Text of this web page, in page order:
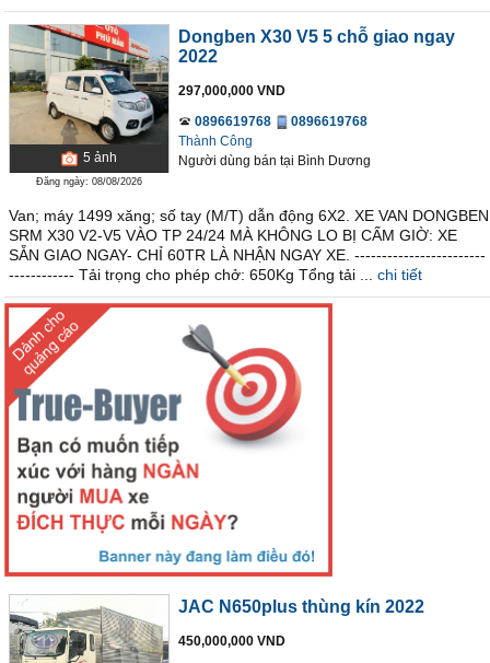
5 ảnh
Đăng ngày: 08/08/2026
Dongben X30 V5 5 chỗ giao ngay
2022
297,000,000 VND
0896619768
0896619768
Thành Công
Người dùng bán tại Bình Dương
Van; máy 1499 xăng; số tay (M/T) dẫn động 6X2. XE VAN DONGBEN
SRM X30 V2-V5 VÀO TP 24/24 MÀ KHÔNG LO BỊ CẤM GIỜ: XE
SẴN GIAO NGAY- CHỈ 60TR LÀ NHẬN NGAY XE. ------------------------
------------ Tải trọng cho phép chở: 650Kg Tổng tải ...
chi tiết
JAC N650plus thùng kín 2022
450,000,000 VND